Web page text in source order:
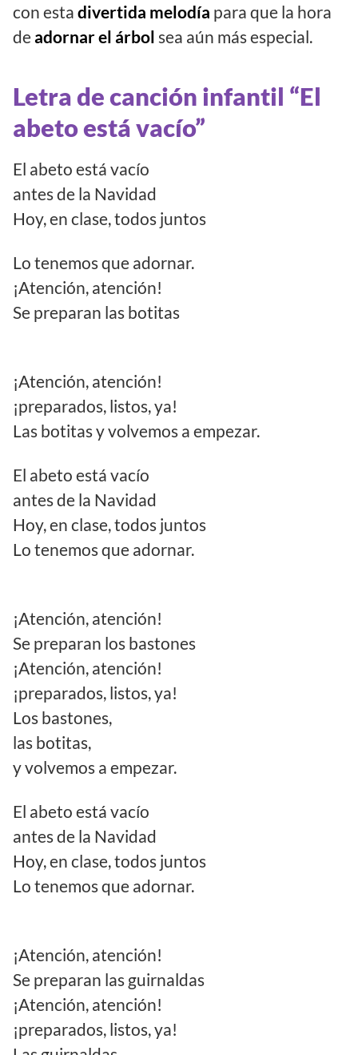
con esta divertida melodía para que la hora
deadornar el árbol sea aún más especial.
Letra de canción infantil “El
abeto está vacío”
El abeto está vacío
antes de la Navidad
Hoy, en clase, todos juntos
Lo tenemos que adornar.
¡Atención, atención!
Se preparan las botitas
¡Atención, atención!
¡preparados, listos, ya!
Las botitas y volvemos a empezar.
El abeto está vacío
antes de la Navidad
Hoy, en clase, todos juntos
Lo tenemos que adornar.
¡Atención, atención!
Se preparan los bastones
¡Atención, atención!
¡preparados, listos, ya!
Los bastones,
las botitas,
y volvemos a empezar.
El abeto está vacío
antes de la Navidad
Hoy, en clase, todos juntos
Lo tenemos que adornar.
¡Atención, atención!
Se preparan las guirnaldas
¡Atención, atención!
¡preparados, listos, ya!